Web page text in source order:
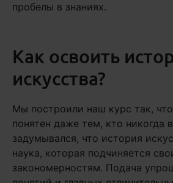
пробелы в знаниях.
Как освоить
искусства?
Мы построили наш курс так,
понятен даже тем, кто никогда
задумывался, что история
наука, которая подчиняется
закономерностям. Подача